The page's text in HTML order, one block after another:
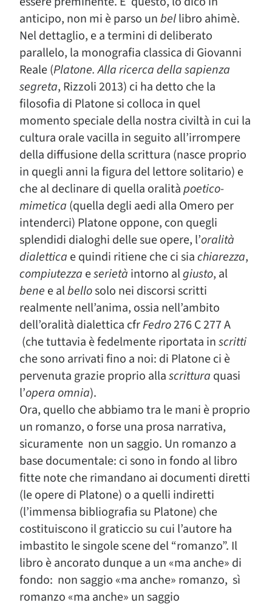
anticipo, non mi è parso unbellibro ahimè.
Nel dettaglio, e a termini di deliberato
parallelo, la monografia classica di Giovanni
Reale (Platone. Alla ricerca della sapienza
segreta, Rizzoli 2013) ci ha detto che la
filosofia di Platone si colloca in quel
momento speciale della nostra civiltà in cui la
cultura orale vacilla in seguito all’irrompere
della diffusione della scrittura (nasce proprio
in quegli anni la figura del lettore solitario) e
che al declinare di quella oralitàpoetico-
mimetica (quella degli aedi alla Omero per
intenderci) Platone oppone, con quegli
splendidi dialoghi delle sue opere, l’oralità
dialettica e quindi ritiene che ci siachiarezza,
compiutezza eserietà intorno algiusto, al
bene e albellosolo nei discorsi scritti
realmente nell’anima, ossia nell’ambito
dell’oralità dialettica cfrFedro276 C 277 A
(che tuttavia è fedelmente riportata inscritti
che sono arrivati fino a noi: di Platone ci è
pervenuta grazie proprio allascrittura quasi
l’opera omnia).
Ora, quello che abbiamo tra le mani è proprio
un romanzo, o forse una prosa narrativa,
sicuramente non un saggio. Un romanzo a
base documentale: ci sono in fondo al libro
fitte note che rimandano ai documenti diretti
(le opere di Platone) o a quelli indiretti
(l’immensa bibliografia su Platone) che
costituiscono il graticcio su cui l’autore ha
imbastito le singole scene del “romanzo”. Il
libro è ancorato dunque a un «ma anche» di
fondo: non saggio «ma anche» romanzo, sì
romanzo «ma anche» un saggio